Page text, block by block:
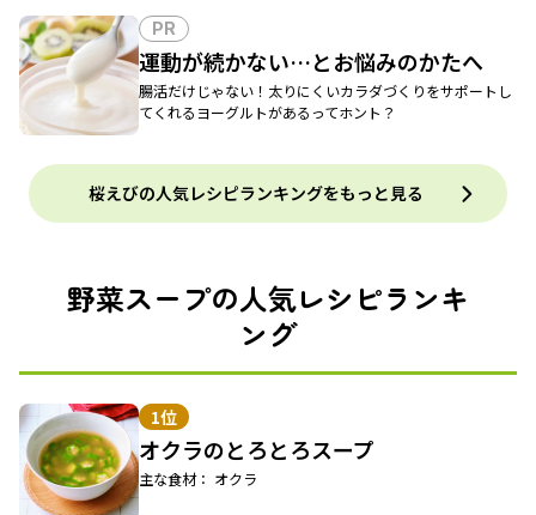
PR
運動が続かない…とお悩みのかたへ
腸活だけじゃない！太りにくいカラダづくりをサポートし
てくれるヨーグルトがあるってホント？
桜えびの人気レシピランキングをもっと見る
野菜スープの人気レシピランキ
ング
1位
オクラのとろとろスープ
主な食材： オクラ